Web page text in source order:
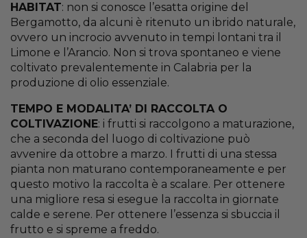
HABITAT: non si conosce l’esatta origine del
Bergamotto, da alcuni è ritenuto un ibrido naturale,
ovvero un incrocio avvenuto in tempi lontani tra il
Limone e l’Arancio. Non si trova spontaneo e viene
coltivato prevalentemente in Calabria per la
produzione di olio essenziale.
TEMPO E MODALITA’ DI RACCOLTA O
COLTIVAZIONE: i frutti si raccolgono a maturazione,
che a seconda del luogo di coltivazione può
avvenire da ottobre a marzo. I frutti di una stessa
pianta non maturano contemporaneamente e per
questo motivo la raccolta è a scalare. Per ottenere
una migliore resa si esegue la raccolta in giornate
calde e serene. Per ottenere l’essenza si sbuccia il
frutto e si spreme a freddo.